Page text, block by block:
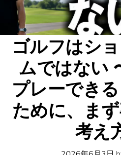
室
屋
修
一
サ
イ
ト
ゴルフはシ
ムではない
プレーでき
ために、ま
考え